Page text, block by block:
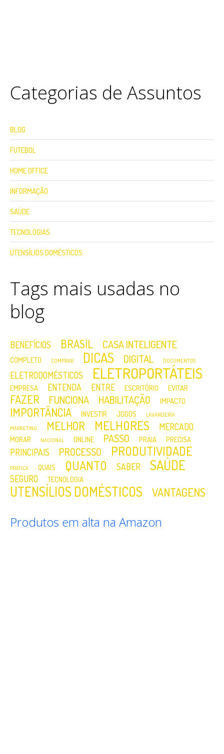
Categorias de Assuntos
BLOG
FUTEBOL
HOME OFFICE
INFORMAÇÃO
SAÚDE
TECNOLOGIAS
UTENSÍLIOS DOMÉSTICOS
Tags mais usadas no
blog
BENEFÍCIOS BRASIL CASA INTELIGENTE
COMPLETO COMPRAR DICAS DIGITAL DOCUMENTOS
ELETRODOMÉSTICOS ELETROPORTÁTEIS
EMPRESA ENTENDA ENTRE ESCRITÓRIO EVITAR
FAZER FUNCIONA HABILITAÇÃO IMPACTO
IMPORTÂNCIA INVESTIR JOGOS
LAVANDERIA
MARKETING
MELHOR MELHORES MERCADO
MORAR NACIONAL ONLINE PASSO PRAIA PRECISA
PRINCIPAIS PROCESSO PRODUTIVIDADE
PRÁTICA QUAIS QUANTO SABER SAÚDE
SEGURO TECNOLOGIA
UTENSÍLIOS DOMÉSTICOS VANTAGENS
Produtos em alta na Amazon